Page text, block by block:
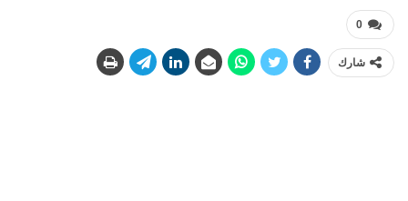
0
شارك